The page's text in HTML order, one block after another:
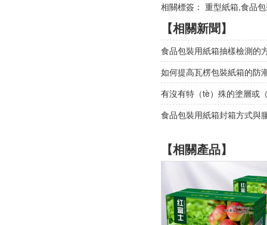
相關標簽： 重型紙箱,食品
【相關新聞】
食品包裝用紙箱抽樣檢測的
如何提高瓦楞包裝紙箱的防
有沒有特（tè）殊的塗層或
食品包裝用紙箱封箱方式與
【相關產品】